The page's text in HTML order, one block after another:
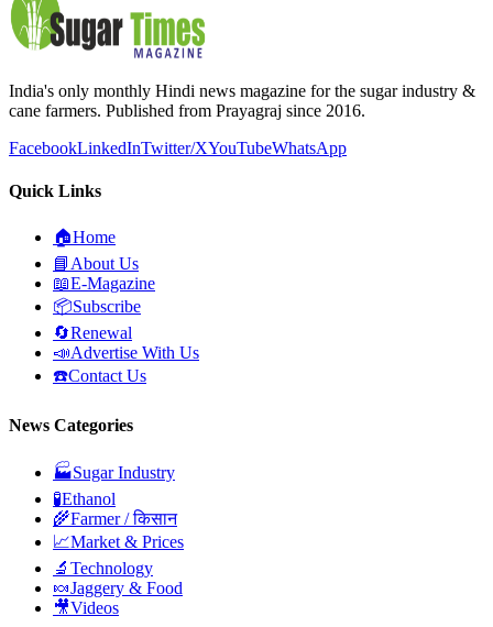
India's only monthly Hindi news magazine for the sugar industry &
cane farmers. Published from Prayagraj since 2016.
FacebookLinkedInTwitter/XYouTubeWhatsApp
Quick Links
🏠Home
📘 About Us
📖E-Magazine
📦Subscribe
🔄Renewal
📣Advertise With Us
☎️Contact Us
News Categories
🏭Sugar Industry
🧪Ethanol
🌾Farmer / किसान
📈Market & Prices
🔬 Technology
🍬Jaggery & Food
🎥Videos